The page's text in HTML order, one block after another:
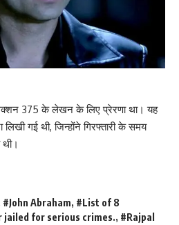
सेक्शन 375 के लेखन के लिए प्रेरणा था। यह
लिखी गई थी, जिन्होंने गिरफ्तारी के समय
#John Abraham, #List of 8
jailed for serious crimes., #Rajpal